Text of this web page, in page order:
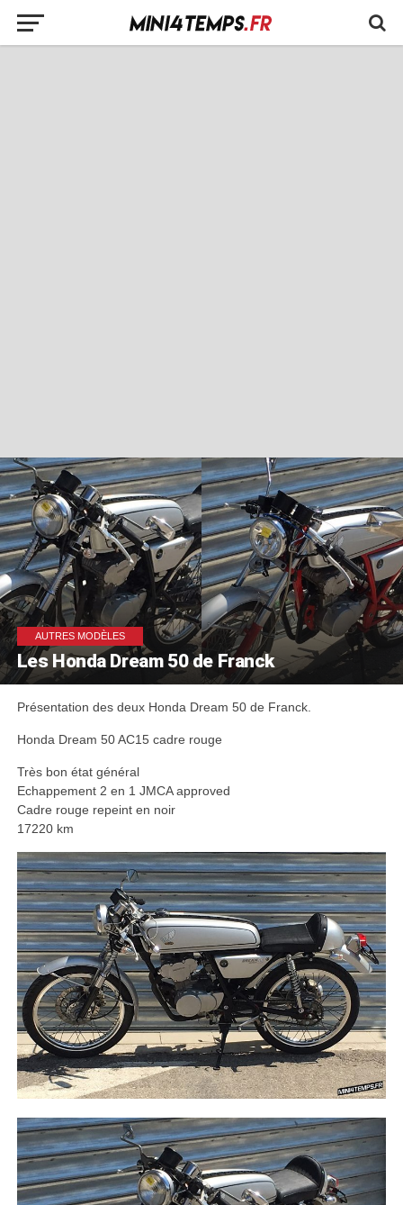
AUTRES MODÈLES
Les Honda Dream 50 de Franck
Présentation des deux Honda Dream 50 de Franck.
Honda Dream 50 AC15 cadre rouge
Très bon état général
Echappement 2 en 1 JMCA approved
Cadre rouge repeint en noir
17220 km